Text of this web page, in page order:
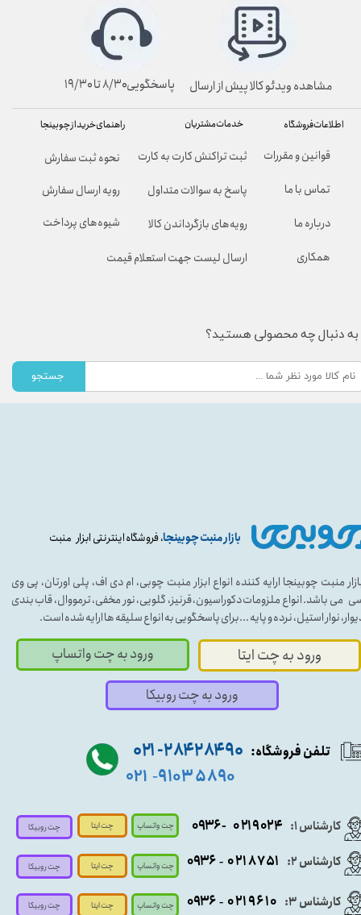
بازار منبت چوبینجا، فروشگاه اینترنتی ابزار منبت
منبت چوبینجا ارایه کننده انواع ابزار منبت چوبی، ام دی اف، پلی اورتان، پی وی
می باشد. انواع ملزومات دکوراسیون، قرنیز، گلویی، نور مخفی، ترمووال، قاب بندی
نوار استیل، نرده و پایه ...برای پاسخگویی به انواع سلیقه ها ارایه شده است.
کارشناس ۱: ۰۲۱۹۰۲۴ - ۰۹۳۶
ورود به چت ایتا ورود به چت واتساپ
تلفن فروشگاه: ۹۰ ۲۸۴ ۲۸۴- ۰۲۱
۵۸۹۰ ۹۱۰۳ -۰۲۱
کارشناس ۳: ۰۲۱۹۶۱۰ -۰۹۳۶
کارشناس ۲: ۰۲۱۸۷۵۱ - ۰۹۳۶
ورود به چت روبیکا
چت واتساپ
چت واتساپ
چت واتساپ
چت ایتا
چت ایتا
چت ایتا
چت روبیکا
چت روبیکا
چت روبیکا
راهنمای خرید از چوبینجا
نحوه ثبت سفارش
رویه ارسال سفارش
شیوه‌های پرداخت
خدمات مشتریان
ثبت تراکنش کارت به کارت
پاسخ به سوالات متداول
رویه‌های بازگرداندن کالا
ارسال لیست جهت استعلام قیمت
اطلاعات فروشگاه
قوانین و مقررات
تماس با ما
درباره ما
همکاری
به دنبال چه محصولی هستید؟
جستجو
پاسخگویی۸/۳۰ تا ۱۹/۳۰ مشاهده ویدئو کالا پیش از ارسال